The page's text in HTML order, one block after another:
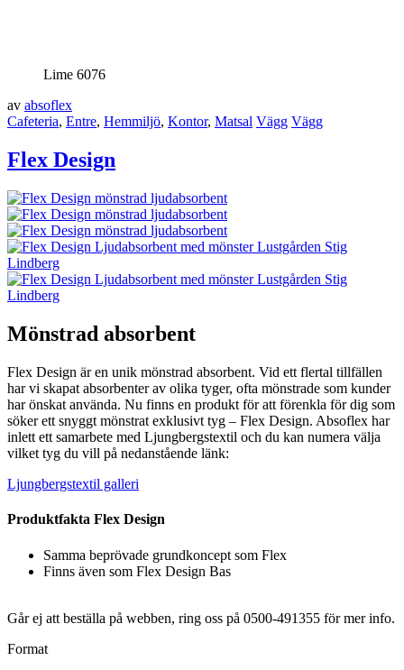
Lime 6076
av absoflex
Cafeteria, Entre, Hemmiljö, Kontor, Matsal Vägg Vägg
Flex Design
Mönstrad absorbent
Flex Design är en unik mönstrad absorbent. Vid ett flertal tillfällen
har vi skapat absorbenter av olika tyger, ofta mönstrade som kunder
har önskat använda. Nu finns en produkt för att förenkla för dig som
söker ett snyggt mönstrat exklusivt tyg – Flex Design. Absoflex har
inlett ett samarbete med Ljungbergstextil och du kan numera välja
vilket tyg du vill på nedanstående länk:
Ljungbergstextil galleri
Produktfakta Flex Design
Samma beprövade grundkoncept som Flex
Finns även som Flex Design Bas
Går ej att beställa på webben, ring oss på 0500-491355 för mer info.
Format